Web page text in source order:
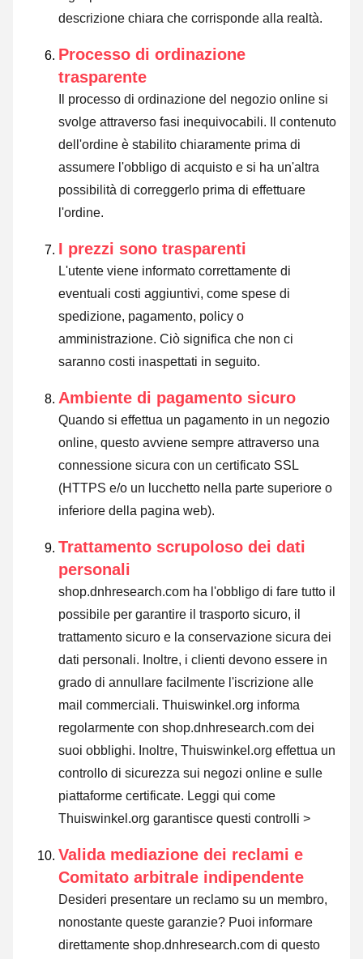
descrizione chiara che corrisponde alla realtà.
Processo di ordinazione
trasparente
Il processo di ordinazione del negozio online si
svolge attraverso fasi inequivocabili. Il contenuto
dell'ordine è stabilito chiaramente prima di
assumere l'obbligo di acquisto e si ha un'altra
possibilità di correggerlo prima di effettuare
l'ordine.
I prezzi sono trasparenti
L'utente viene informato correttamente di
eventuali costi aggiuntivi, come spese di
spedizione, pagamento, policy o
amministrazione. Ciò significa che non ci
saranno costi inaspettati in seguito.
Ambiente di pagamento sicuro
Quando si effettua un pagamento in un negozio
online, questo avviene sempre attraverso una
connessione sicura con un certificato SSL
(HTTPS e/o un lucchetto nella parte superiore o
inferiore della pagina web).
Trattamento scrupoloso dei dati
personali
shop.dnhresearch.com ha l'obbligo di fare tutto il
possibile per garantire il trasporto sicuro, il
trattamento sicuro e la conservazione sicura dei
dati personali. Inoltre, i clienti devono essere in
grado di annullare facilmente l'iscrizione alle
mail commerciali. Thuiswinkel.org informa
regolarmente con shop.dnhresearch.com dei
suoi obblighi. Inoltre, Thuiswinkel.org effettua un
controllo di sicurezza sui negozi online e sulle
piattaforme certificate. Leggi qui come
Thuiswinkel.org garantisce questi controlli >
Valida mediazione dei reclami e
Comitato arbitrale indipendente
Desideri presentare un reclamo su un membro,
nonostante queste garanzie? Puoi informare
direttamente shop.dnhresearch.com di questo